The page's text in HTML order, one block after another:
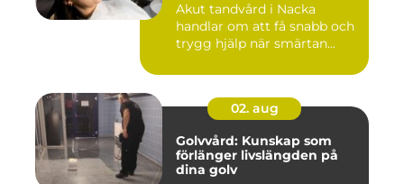
Akut tandvård i Nacka
handlar om att få snabb och
trygg hjälp när smärtan...
02. aug
Golvvård: Kunskap som
förlänger livslängden på
dina golv